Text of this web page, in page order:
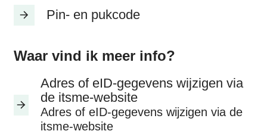
Pin- en pukcode
Waar vind ik meer info?
Adres of eID-gegevens wijzigen via
de itsme-website
Adres of eID-gegevens wijzigen via de
itsme-website